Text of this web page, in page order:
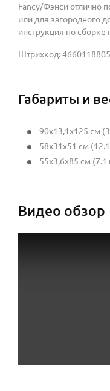
Fancy/Фэнси отлично
или для загородного
инструкция по сборке
Штрихкод:
Габариты и
90x13,1x125 см
58x31x51 см
55x3,6x85 см (7.1
Видео обзор